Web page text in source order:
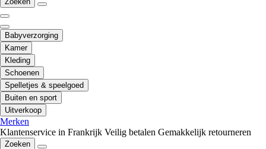
Babyverzorging
Kamer
Kleding
Schoenen
Spelletjes & speelgoed
Buiten en sport
Uitverkoop
Merken
Klantenservice in Frankrijk Veilig betalen Gemakkelijk retourneren
Zoeken